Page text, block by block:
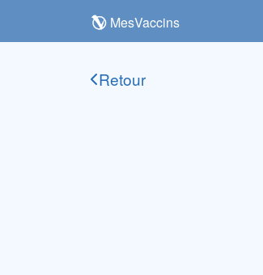
MesVaccins
Retour